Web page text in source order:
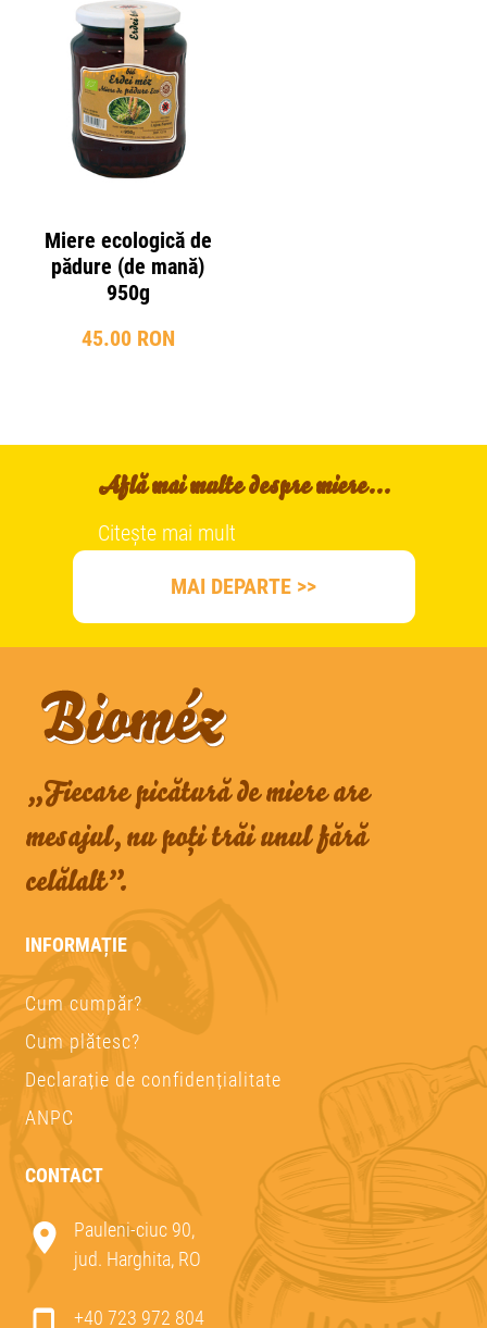
Miere ecologică de
pădure (de mană)
950g
45.00 RON
Află mai multe despre miere...
Citește mai mult
MAI DEPARTE >>
„Fiecare picătură de miere are
mesajul, nu poți trăi unul fără
celălalt”.
INFORMAȚIE
Cum cumpăr?
Cum plătesc?
Declarație de confidențialitate
ANPC
CONTACT
Pauleni-ciuc 90,
jud. Harghita, RO
+40 723 972 804